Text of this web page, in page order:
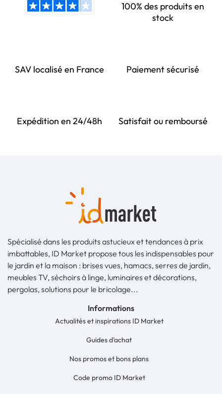
100% des produits en
stock
SAV localisé en France Paiement sécurisé
Expédition en 24/48h Satisfait ou remboursé
Spécialisé dans les produits astucieux et tendances à prix
imbattables, ID Market propose tous les indispensables pour
le jardin et la maison : brises vues, hamacs, serres de jardin,
meubles TV, séchoirs à linge, luminaires et décorations,
pergolas, solutions pour le bricolage...
Informations
Actualités et inspirations ID Market
Guides d'achat
Nos promos et bons plans
Code promo ID Market